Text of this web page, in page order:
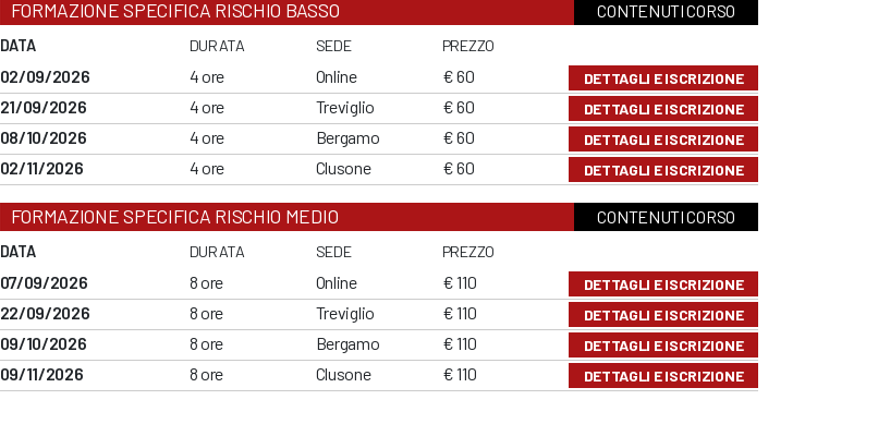
FORMAZIONE SPECIFICA RISCHIO BASSO CONTENUTI CORSO
DATA DURATA SEDE PREZZO
02/09/2026 4 ore Online € 60 DETTAGLI E ISCRIZIONE
21/09/2026 4 ore Treviglio € 60 DETTAGLI E ISCRIZIONE
08/10/2026 4 ore Bergamo € 60 DETTAGLI E ISCRIZIONE
02/11/2026 4 ore Clusone € 60 DETTAGLI E ISCRIZIONE
FORMAZIONE SPECIFICA RISCHIO MEDIO CONTENUTI CORSO
DATA DURATA SEDE PREZZO
07/09/2026 8 ore Online € 110 DETTAGLI E ISCRIZIONE
22/09/2026 8 ore Treviglio € 110 DETTAGLI E ISCRIZIONE
09/10/2026 8 ore Bergamo € 110 DETTAGLI E ISCRIZIONE
09/11/2026 8 ore Clusone € 110 DETTAGLI E ISCRIZIONE